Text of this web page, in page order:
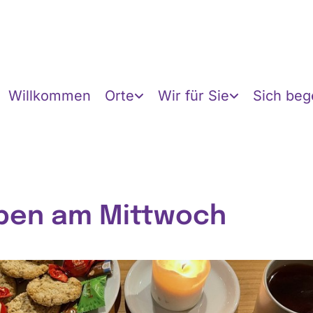
Willkommen Orte Wir für Sie Sich
am Mittwoch